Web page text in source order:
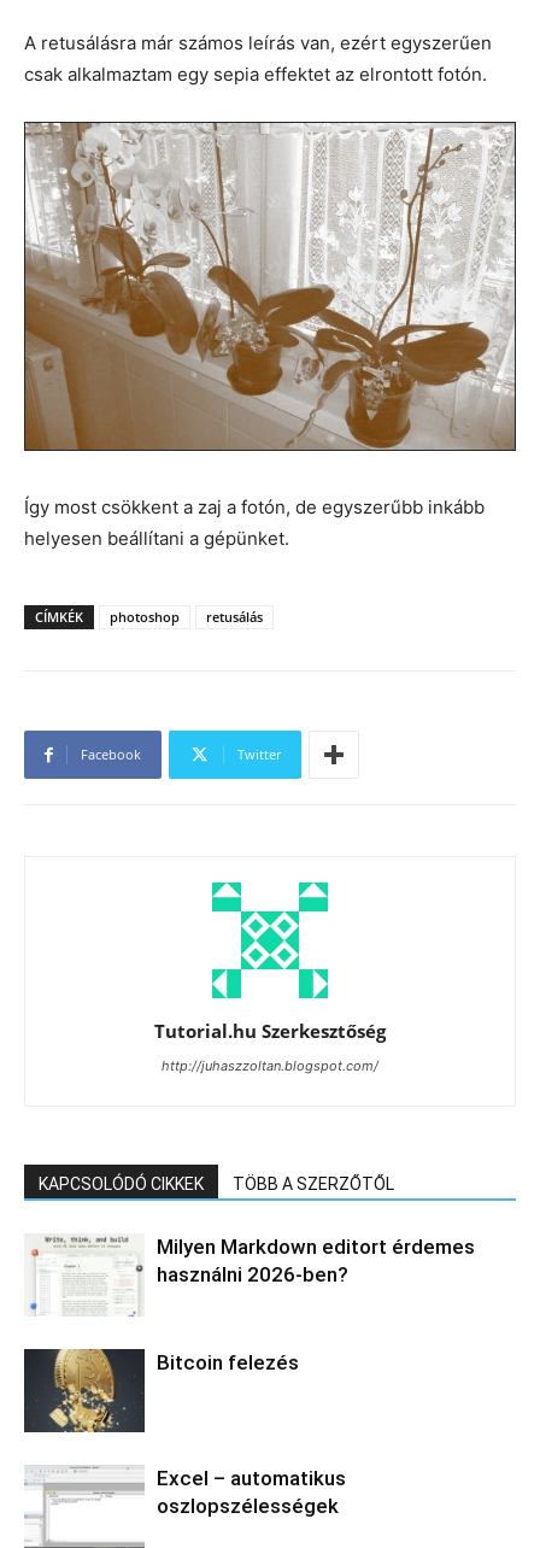
A retusálásra már számos leírás van, ezért egyszerűen
csak alkalmaztam egy sepia effektet az elrontott fotón.
Így most csökkent a zaj a fotón, de egyszerűbb inkább
helyesen beállítani a gépünket.
CÍMKÉK photoshop retusálás
Facebook Twitter
Tutorial.hu Szerkesztőség
http://juhaszzoltan.blogspot.com/
KAPCSOLÓDÓ CIKKEK TÖBB A SZERZŐTŐL
Milyen Markdown editort érdemes
használni 2026-ben?
Bitcoin felezés
Excel – automatikus
oszlopszélességek